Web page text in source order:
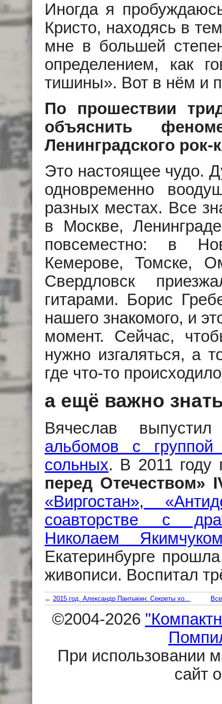
Иногда я
Кристо, находясь в
мне в большей
определением, как
тишины». Вот в нём и
По прошествии
объяснить
Ленинградского рок-
Это настоящее чудо.
одновременно
разных местах. Все
в Москве,
повсеместно: в
Кемерове, Томске,
Свердловск
гитарами. Борис
нашего знакомого, и
момент. Сейчас,
нужно изгаляться, а
где что-то
а ещё важно
Вячеслав
альбомов с
сольных. В 2011 году
перед Отечеством»
«Виргостан»,
соавторстве с
Николаем
Екатеринбурге
живописи. Воспитал
← 2015 год. Александр Пантыкин: Секреты хо...
©2004-2026
При использовании
сайт